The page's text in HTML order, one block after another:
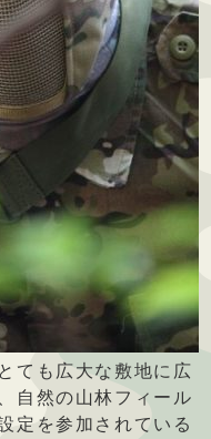
ても広大な敷地に広
自然の山林フィール
定を参加されている